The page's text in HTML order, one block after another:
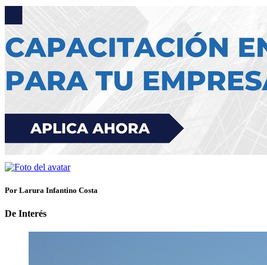
Por Larura Infantino Costa
De Interés